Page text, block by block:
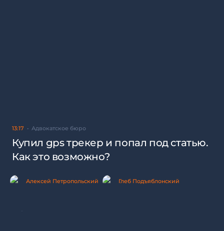
13:17 Адвокатское бюро
Купил gps трекер и попал под статью.
Как это возможно?
Алексей Петропольский Глеб Подъяблонский